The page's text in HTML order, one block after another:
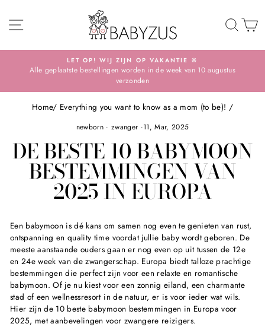
SITE NAVIGATION
TO
Pause
slideshow
LET OP! WIJ ZIJN OP VAKANTIE 🔆
Alle geplaatste bestellingen worden in de week van 10 augustus
verzonden
Home/ Everything you want to know as a mom (to be)! /
newborn· zwanger ·11, Mar, 2025
DE BESTE 10 BABYMOON
BESTEMMINGEN VAN
2025 IN EUROPA
Een babymoon is dé kans om samen nog even te genieten van rust,
ontspanning en quality time voordat jullie baby wordt geboren. De
meeste aanstaande ouders gaan er nog even op uit tussen de 12e
en 24e week van de zwangerschap. Europa biedt talloze prachtige
bestemmingen die perfect zijn voor een relaxte en romantische
babymoon. Of je nu kiest voor een zonnig eiland, een charmante
stad of een wellnessresort in de natuur, er is voor ieder wat wils.
Hier zijn de 10 beste babymoon bestemmingen in Europa voor
2025, met aanbevelingen voor zwangere reizigers.